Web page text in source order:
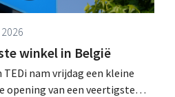
winkel in België
nam vrijdag een kleine
opening van een veertigste